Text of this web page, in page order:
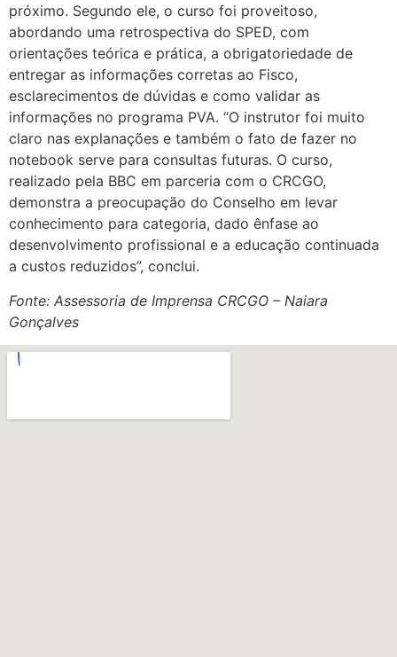
próximo. Segundo ele, o curso foi proveitoso,
abordando uma retrospectiva do SPED, com
orientações teórica e prática, a obrigatoriedade de
entregar as informações corretas ao Fisco,
esclarecimentos de dúvidas e como validar as
informações no programa PVA. “O instrutor foi muito
claro nas explanações e também o fato de fazer no
notebook serve para consultas futuras. O curso,
realizado pela BBC em parceria com o CRCGO,
demonstra a preocupação do Conselho em levar
conhecimento para categoria, dado ênfase ao
desenvolvimento profissional e a educação continuada
a custos reduzidos”, conclui.
Fonte: Assessoria de Imprensa CRCGO – Naiara
Gonçalves